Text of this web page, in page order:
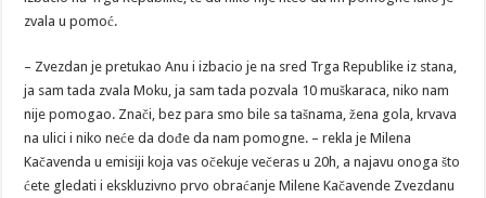
zvala u pomoć.
– Zvezdan je pretukao Anu i izbacio je na sred Trga Republike iz stana,
ja sam tada zvala Moku, ja sam tada pozvala 10 muškaraca, niko nam
nije pomogao. Znači, bez para smo bile sa tašnama, žena gola, krvava
na ulici i niko neće da dođe da nam pomogne. – rekla je Milena
Kačavenda u emisiji koja vas očekuje večeras u 20h, a najavu onoga što
ćete gledati i ekskluzivno prvo obraćanje Milene Kačavende Zvezdanu